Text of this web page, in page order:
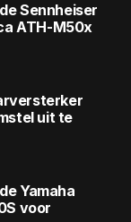
Sennheiser
ATH-M50x
uit te
Yamaha
voor